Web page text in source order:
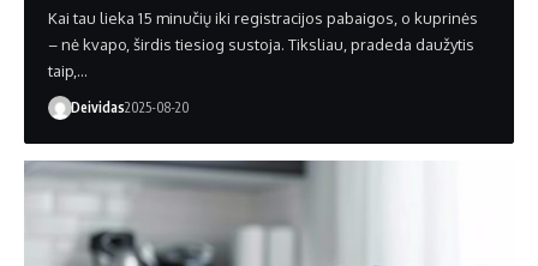
Kai tau lieka 15 minučių iki registracijos pabaigos, o kuprinės
– nė kvapo, širdis tiesiog sustoja. Tiksliau, pradeda daužytis
taip,…
Deividas2025-08-20